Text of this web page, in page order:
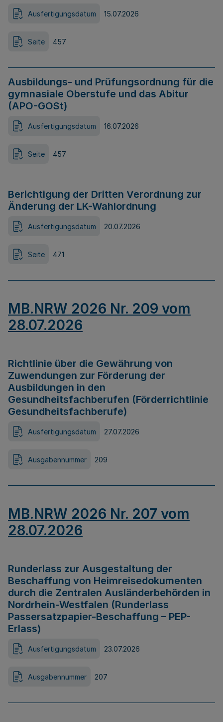
Ausfertigungsdatum 15.07.2026
Seite 457
Ausbildungs- und Prüfungsordnung für die
gymnasiale Oberstufe und das Abitur
(APO-GOSt)
Ausfertigungsdatum 16.07.2026
Seite 457
Berichtigung der Dritten Verordnung zur
Änderung der LK-Wahlordnung
Ausfertigungsdatum 20.07.2026
Seite 471
MB.NRW 2026 Nr. 209 vom
28.07.2026
Richtlinie über die Gewährung von
Zuwendungen zur Förderung der
Ausbildungen in den
Gesundheitsfachberufen (Förderrichtlinie
Gesundheitsfachberufe)
Ausfertigungsdatum 27.07.2026
Ausgabennummer 209
MB.NRW 2026 Nr. 207 vom
28.07.2026
Runderlass zur Ausgestaltung der
Beschaffung von Heimreisedokumenten
durch die Zentralen Ausländerbehörden in
Nordrhein-Westfalen (Runderlass
Passersatzpapier-Beschaffung – PEP-
Erlass)
Ausfertigungsdatum 23.07.2026
Ausgabennummer 207